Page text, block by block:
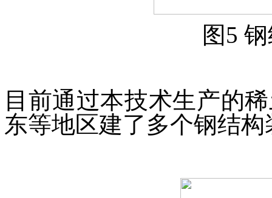
图5
目前通过本技术生产的
东等地区建了多个钢结